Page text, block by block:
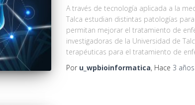
A través de tecnología aplicada a la
Talca estudian distintas patologías
permitan mejorar el tratamiento de
investigadoras de la Universidad de
terapéuticas para el tratamiento de
Por u_wpbioinformatica, Hace 3 años